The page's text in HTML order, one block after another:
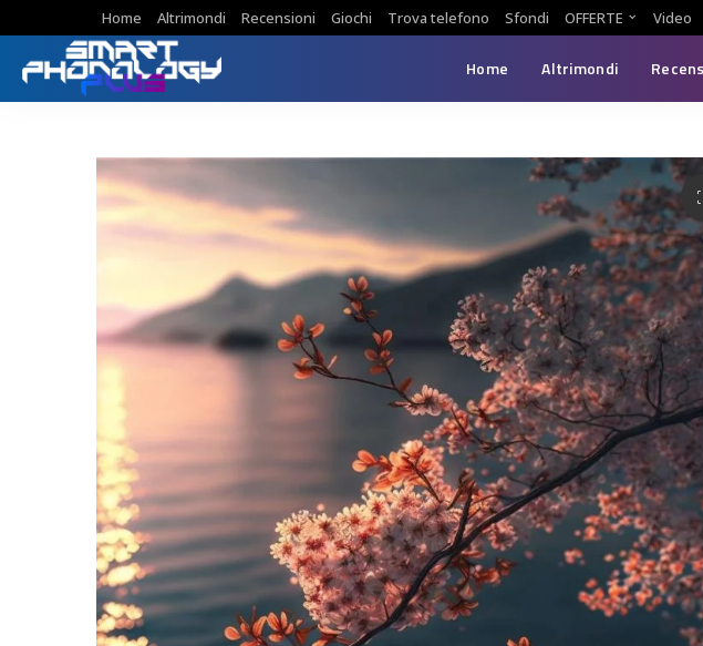
Home Altrimondi Recensioni Giochi Trova telefono Sfondi OFFERTE Video
Home Altrimondi